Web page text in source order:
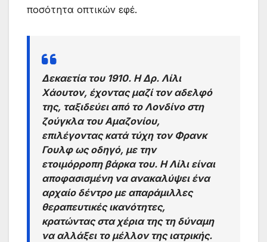
ποσότητα οπτικών εφέ.
Δεκαετία του 1910. Η Δρ. Λίλι
Χάουτον, έχοντας μαζί τον αδελφό
της, ταξιδεύει από το Λονδίνο στη
ζούγκλα του Αμαζονίου,
επιλέγοντας κατά τύχη τον Φρανκ
Γουλφ ως οδηγό, με την
ετοιμόρροπη βάρκα του. Η Λίλι είναι
αποφασισμένη να ανακαλύψει ένα
αρχαίο δέντρο με απαράμιλλες
θεραπευτικές ικανότητες,
κρατώντας στα χέρια της τη δύναμη
να αλλάξει το μέλλον της ιατρικής.